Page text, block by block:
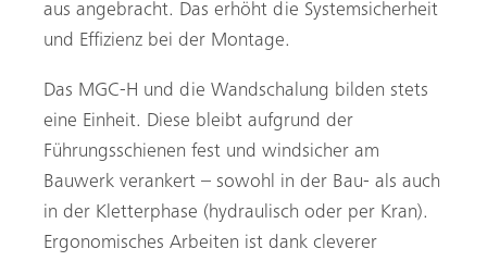
aus angebracht. Das erhöht die Systemsicherheit
und Effizienz bei der Montage.
Das MGC-H und die Wandschalung bilden stets
eine Einheit. Diese bleibt aufgrund der
Führungsschienen fest und windsicher am
Bauwerk verankert – sowohl in der Bau- als auch
in der Kletterphase (hydraulisch oder per Kran).
Ergonomisches Arbeiten ist dank cleverer